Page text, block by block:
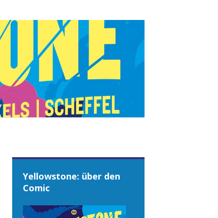
Yellowstone: über den
Comic